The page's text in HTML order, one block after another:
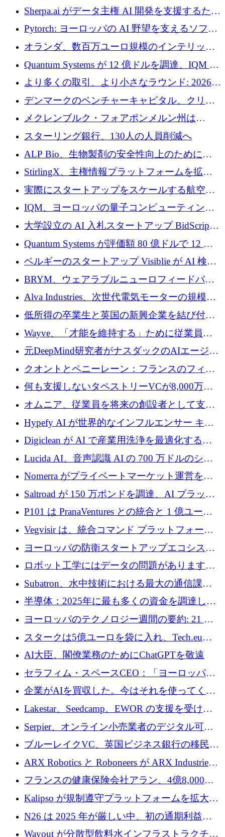
けて450万ユーロのプレシードラウンドを終了
Sherpa.ai がデータ主権 AI 開発を支援するため
に 1,800 万ドルを調達
Pytorch: ヨーロッパの AI 野望を支えるソフト
ウェア層
オランダ、数百万ユーロ規模のインテリック
との提携で軍用ドローンにソフトウェアファ
ースト戦略を採用
Quantum Systems が 12 億ドルを調達、IQM が
米国の主要取引所で初の欧州量子企業とな
る、6 月に欧州のスタートアップ資金調達
より多くの取引、より小さなラウンド: 2026
年 6 月に欧州のスタートアップ資金調達
デンマークのベンチャーキャピタル、クリメ
ンタム・キャピタルが気候変動対策ハードウ
ェア投資として初回クローズで6,000万ユーロ
を確保
メクレンブルク・フォアポンメルン州は
Nextcloud を州全体に展開し、オープンソース
戦略を拡大
スターリング銀行、130人の人員削減へ
ALP Bio、生物製剤の安全性向上のために
Venture Kick から 16 万 1,000 ユーロを調達
StirlingX、主権情報プラットフォームを拡張
するためにシリーズ A で 2,000 万ドルを確保
実際にスタートアップをスケールする航空イ
ノベーション モデルを学ぶ
IQM、ヨーロッパの量子コンピューティング
企業として初めて米国の主要取引所に上場
大学設立の AI 入札スタートアップ BidScript
がプレシード資金総額 100 万ドルを突破
Quantum Systems が評価額 80 億ドルで 12 億
ドルを調達
ベルギーのスタートアップ Visiblie が AI 検索
の可視化のために 50 万ユーロを調達
BRYM、ウェアラブルニューロフィードバッ
クプラットフォームの開発に65万ユーロを確
Alva Industries、次世代電気モーターの規模拡
大に 1,600 万ユーロを調達
低所得の卒業生と英国の新興企業を結び付け
るためにCommon Pathを開始
Wayve、「才能を維持する」ために従業員に
8,500万ドルの株式公開買い付けを実施
元DeepMind研究者がナスダックのAIエージェ
ントを拡張するためにCreandumの資金調達で
記録を獲得
クオントとペニーレーン：フランスのフィン
テックの友人と敵
何も支援しないタペストリーVCが8,000万ド
ルの資金を調達、ロンドン事務所を開設
オムニア、従業員を将来の創設者として支援
するために Firedrop でファンドを立ち上げる
Hypefy AI が世界的なインフルエンサー キャ
ンペーンを自動化するためにシリーズ A で
720 万ドルを調達
Digiclean が AI で産業用洗浄を最適化するた
めに 250 万ユーロを調達
Lucida AI、音声認識 AI の 700 万ドルのシー
ドラウンドを終了
Nomerra がプライベートマーケット運営を自
動化するために 200 万ドルを調達
Saltroad が 150 万ポンドを調達、AI プラット
フォーム Ogma を買収して子ども向け言語療
P101 は PranaVentures との統合と 1 億ユーロ
のファンドによりシード投資に拡大
Vegvisir は、統合コマンド プラットフォーム
を通じて関連する無人システムを接続するた
めの資金を調達します
ヨーロッパの防衛スタートアップエコシステ
ムとなったハッカソン
ロボット工学にはデータの問題があります。
Macrodata Labs はそれを解決したいと考えて
Subatron、水中技術における最大の通信課題
の 1 つに取り組むために 16 万 2,000 ユーロを
半導体：2025年に最も多くの資金を調達した
10社
ヨーロッパのテクノロジー週間の要約: 21 億
ユーロの取引と Tech.eu Funding Explorer
スタークは5億ユーロを袋に入れ、Tech.eu
Funding Explorerの立ち上げ、そしてルクセン
ブルクの大きな野望
AI大臣、閣僚業務のためにChatGPTを敬遠
セラフィム・スペースCEO：「ヨーロッパは
追いつきつつある」
企業がAIを買収した。今はそれを使ってくれ
る人々が必要です
Lakestar、Seedcamp、EWOR の支援を受け、
SE3 が自律システム用の空間 AI プラットフォ
ームを発表
Serpier、オンライン小売業者のデジタル可視
性向上を支援するために 140 万ユーロを調達
ブルーレイクVC、英国ビジネス銀行の移民主
導スタートアップ支援で初のファンド獲得に
ARX Robotics と Roboneers が ARX Industries
を設立し、無人地上車両の生産を拡大
フランスの健康保険会社アラン、4億8,000万
ユーロの資金調達ラウンドで合意
Kalipso が規制遵守プラットフォームを拡大す
るために 320 万ドルを調達
N26 は 2025 年が厳しい中、初の通期利益を
達成
Wayout が分散型飲料水インフラストラクチャ